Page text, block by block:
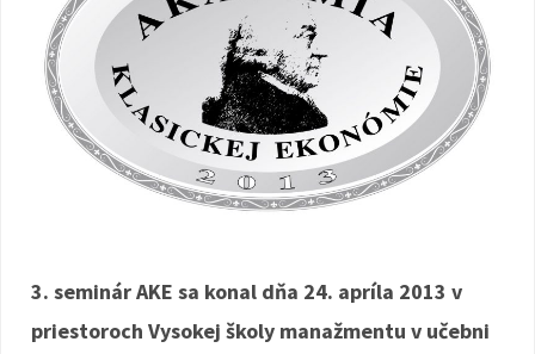
3. seminár AKE sa konal dňa 24. apríla 2013 v
priestoroch Vysokej školy manažmentu v učebni